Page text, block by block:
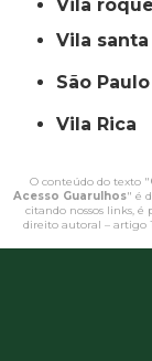
vila roque
vila
São Paulo
Vila Rica
O conteúdo do texto "
Acesso Guarulhos" é
citando nossos links,
direito autoral – artigo